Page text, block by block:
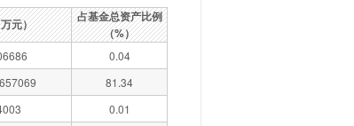
元）
占基金总资产比例
（%）
0.04
81.34
0.01